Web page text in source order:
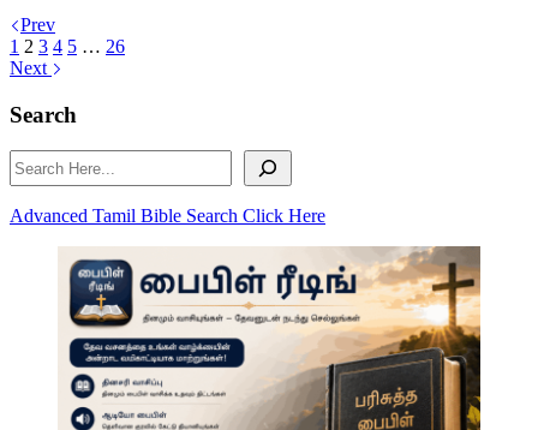
Prev
1 2 3 4 5 … 26
Next
Search
Search
Advanced Tamil Bible Search Click Here